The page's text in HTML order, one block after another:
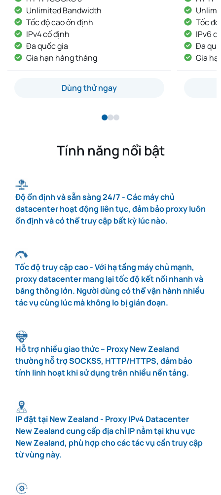
Unlimited Bandwidth
Tốc độ cao ổn định
IPv6 cố định
Đa quốc gia
Gia hạn hàng tháng
Dùng thử ngay
Tốc
IP
IP cố
Giao
Tính năng nổi bật
Độ ổn định và sẵn sàng 24/7 - Các máy chủ
datacenter hoạt động liên tục, đảm bảo proxy luôn
ổn định và có thể truy cập bất kỳ lúc nào.
Tốc độ truy cập cao - Với hạ tầng máy chủ mạnh,
proxy datacenter mang lại tốc độ kết nối nhanh và
băng thông lớn. Người dùng có thể vận hành nhiều
tác vụ cùng lúc mà không lo bị gián đoạn.
Hỗ trợ nhiều giao thức – Proxy New Zealand
thường hỗ trợ SOCKS5, HTTP/HTTPS, đảm bảo
tính linh hoạt khi sử dụng trên nhiều nền tảng.
IP đặt tại New Zealand - Proxy IPv4 Datacenter
New Zealand cung cấp địa chỉ IP nằm tại khu vực
New Zealand, phù hợp cho các tác vụ cần truy cập
từ vùng này.